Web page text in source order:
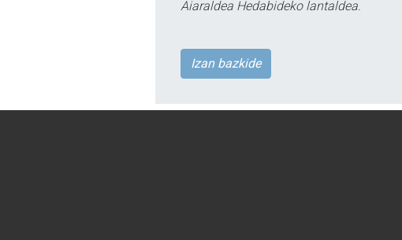
Aiaraldea Hedabideko lantaldea.
Izan bazkide